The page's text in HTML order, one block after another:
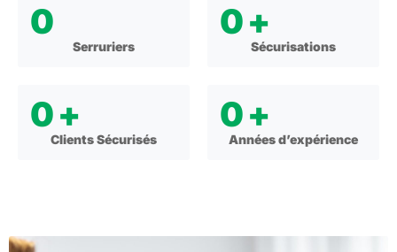
Serruriers
0
Sécurisations
0+
Clients Sécurisés
0+
Années d’expérience
0+